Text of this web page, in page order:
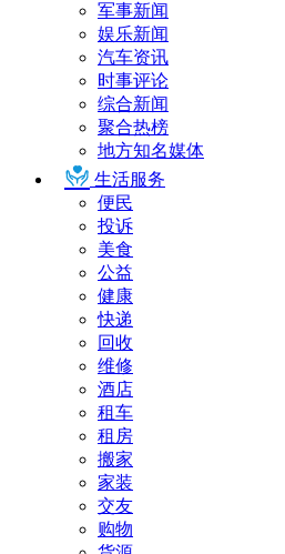
军事新闻
娱乐新闻
汽车资讯
时事评论
综合新闻
聚合热榜
地方知名媒体
生活服务
便民
投诉
美食
公益
健康
快递
回收
维修
酒店
租车
租房
搬家
家装
交友
购物